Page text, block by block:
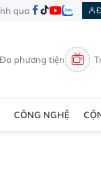
qua
Đa phương tiện
CÔNG NGHỆ